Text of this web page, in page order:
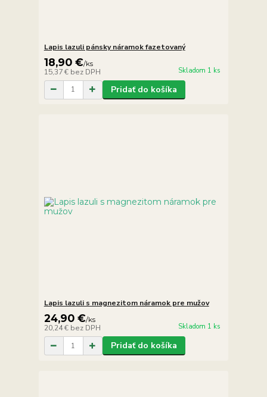
Lapis lazuli pánsky náramok fazetovaný
18,90 €/ks
15,37 € bez DPH Skladom 1 ks
Pridať do košíka
Lapis lazuli s magnezitom náramok pre mužov
24,90 €/ks
20,24 € bez DPH Skladom 1 ks
Pridať do košíka